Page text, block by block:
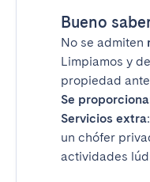
Bueno
No se admiten
Limpiamos y
propiedad
Se
Servicios extra
un chófer
actividades